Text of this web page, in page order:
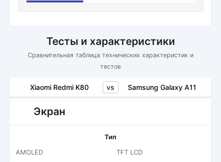
Тесты и характеристики
Сравнительная таблица технических характеристик и
тестов
Xiaomi Redmi K80 vs Samsung Galaxy A11
Экран
Тип
AMOLED
TFT LCD